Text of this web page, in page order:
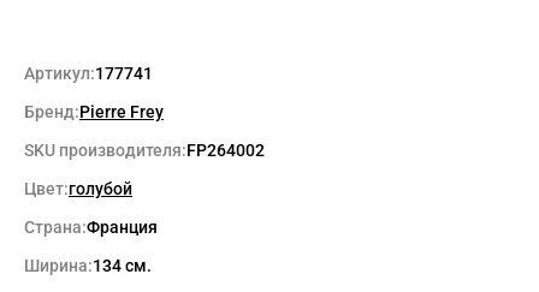
Артикул:177741
Бренд:Pierre Frey
SKU производителя:FP264002
Цвет:голубой
Страна:Франция
Ширина:134 см.